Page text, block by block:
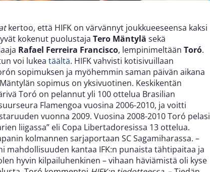
kertoo, että HIFK on värvännyt joukkueeseensa kaksi
kokenut puolustaja Tero Mäntylä sekä
Rafael Ferreira Francisco, lempinimeltään Toró.
voi lukea täältä. HIFK vahvisti kotisivuillaan
sopimuksen ja myöhemmin saman päivän aikana
sopimus on yksivuotinen. Keskikentän
Toró on pelannut yli 100 ottelua Brasilian
Flamengoa vuosina 2006-2010, ja voitti
vuonna 2009. Vuosina 2008-2010 Toró pelasi
liigassa” eli Copa Libertadoresissa 13 ottelua.
kolmannen sarjaportaan SC Sagamiharassa. –
mahdollisuuden kantaa IFK:n punaista tähtipaitaa ja
hyvin kilpailuhenkinen – vihaan häviämistä oli kyse